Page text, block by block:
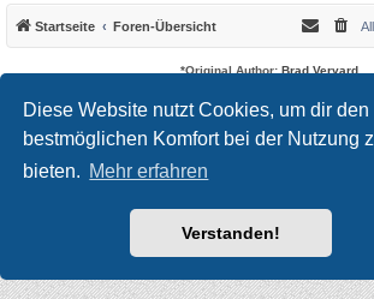
Diese Website nutzt Cookies, um dir den
bestmöglichen Komfort bei der Nutzung
bieten. Mehr erfahren
Verstanden!
Startseite Foren-Übersicht
*Original Author: Brad Veryard
Powered byphpBB® Forum Software ©
Deutsche Übersetzung durch